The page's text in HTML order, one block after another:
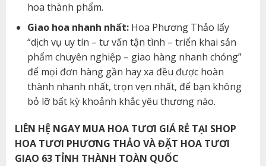
hoa thành phẩm.
Giao hoa nhanh nhất:Hoa Phương Thảo lấy
“dịch vụ uy tín – tư vấn tận tình – triển khai sản
phẩm chuyên nghiệp – giao hàng nhanh chóng”
để mọi đơn hàng gần hay xa đều được hoàn
thành nhanh nhất, trọn vẹn nhất, để bạn không
bỏ lỡ bất kỳ khoảnh khắc yêu thương nào.
LIÊN HỆ NGAY MUA HOA TƯƠI GIÁ RẺ TẠI SHOP
HOA TƯƠI PHƯƠNG THẢO VÀ ĐẶT HOA TƯƠI
GIAO 63 TỈNH THÀNH TOÀN QUỐC